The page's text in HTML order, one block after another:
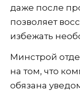
даже после
позволяет
избежать
Минстрой
на том, что
обязана